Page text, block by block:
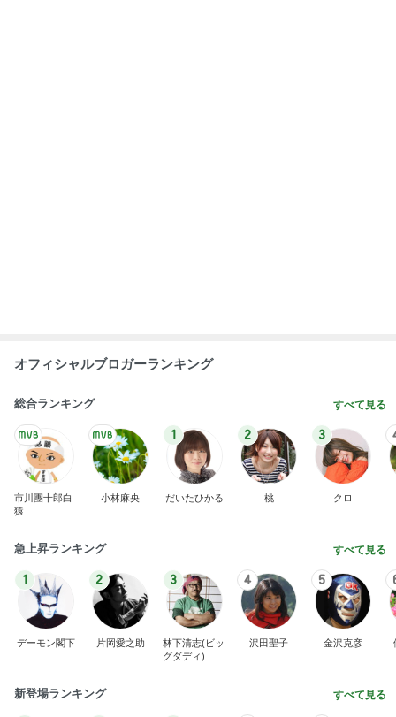
オフィシャルブロガーランキング
総合ランキング すべて見る
市川團十郎白
猿
小林麻央
1
だいたひかる
2
桃
3
クロ
急上昇ランキング すべて見る
1
デーモン閣下
2
片岡愛之助
3
林下清志(ビッ
グダディ)
4
沢田聖子
5
金沢克彦
新登場ランキング すべて見る